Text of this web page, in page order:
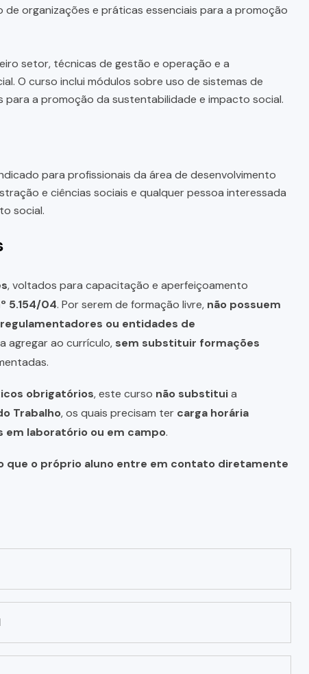
organizações e práticas essenciais para a promoção
setor, técnicas de gestão e operação e a
O curso inclui módulos sobre uso de sistemas de
a promoção da sustentabilidade e impacto social.
para profissionais da área de desenvolvimento
e ciências sociais e qualquer pessoa interessada
social.
, voltados para capacitação e aperfeiçoamento
5.154/04. Por serem de formação livre, não possuem
ou entidades de
agregar ao currículo, sem substituir formações
obrigatórios, este curso não substituia
Trabalho, os quais precisam ter carga horária
em laboratório ou em campo.
que o próprio aluno entre em contato diretamente